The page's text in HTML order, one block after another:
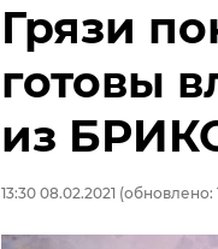
Грязи
готовы
из
13:30 08.02.2021 (обновлено: